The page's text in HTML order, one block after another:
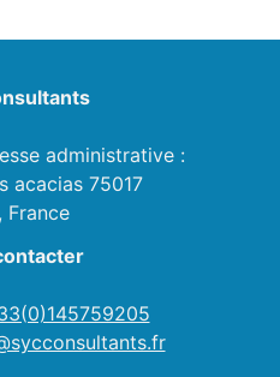
administrative :
acacias 75017
France